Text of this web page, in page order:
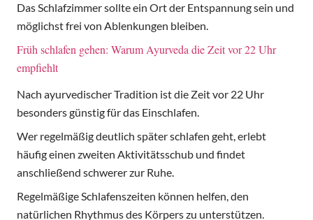
Das Schlafzimmer sollte ein Ort der Entspannung sein und
möglichst frei von Ablenkungen bleiben.
Früh schlafen gehen: Warum Ayurveda die Zeit vor 22 Uhr
empfiehlt
Nach ayurvedischer Tradition ist die Zeit vor 22 Uhr
besonders günstig für das Einschlafen.
Wer regelmäßig deutlich später schlafen geht, erlebt
häufig einen zweiten Aktivitätsschub und findet
anschließend schwerer zur Ruhe.
Regelmäßige Schlafenszeiten können helfen, den
natürlichen Rhythmus des Körpers zu unterstützen.